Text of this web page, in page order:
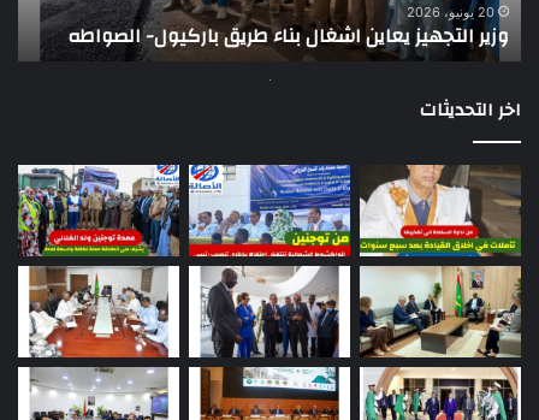
20 يونيو، 2026
وزير التجهيز يعاين اشغال بناء طريق باركيول- الصواطه
اخر التحديثات